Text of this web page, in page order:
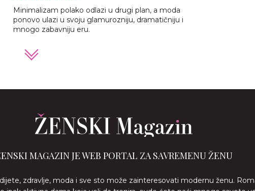
Minimalizam polako odlazi u drugi plan, a moda
ponovo ulazi u svoju glamurozniju, dramatičniju i
mnogo zabavniju eru.
MAGAZIN JE WEB PORTAL ZA SAVREMENU ŽENU
zdravlje, moda i sve sto može zainteresovati modernu ženu.